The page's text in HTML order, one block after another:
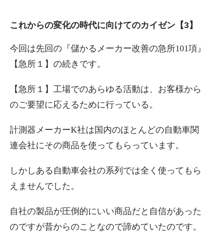
これからの変化の時代に向けてのカイゼン【3】
今回は先回の『儲かるメーカー改善の急所101項』
【急所１】の続きです。
【急所１】工場でのあらゆる活動は、お客様から
のご要望に応えるために行っている。
計測器メーカーK社は国内のほとんどの自動車関
連会社にその商品を使ってもらっています。
しかしある自動車会社の系列では全く使ってもら
えませんでした。
自社の製品が圧倒的にいい商品だと自信があった
のですが昔からのことなので諦めていたのです。